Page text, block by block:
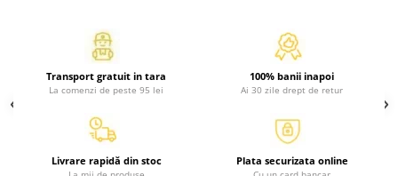
Povesti pentru copii
Povesti si povestiri
Dictionare si enciclopedii
Atlase, dictionare si enciclopedii
Transport gratuit in tara
La comenzi de peste 95 lei
100% banii inapoi
Ai 30 zile drept de retur
Livrare rapidă din stoc Plata securizata online